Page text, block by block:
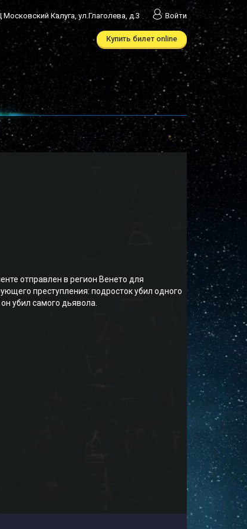
Московский Калуга, ул.Глаголева, д.3 Войти
Купить билет online
отправлен в регион Венето для
преступления: подросток убил одного
убил самого дьявола.